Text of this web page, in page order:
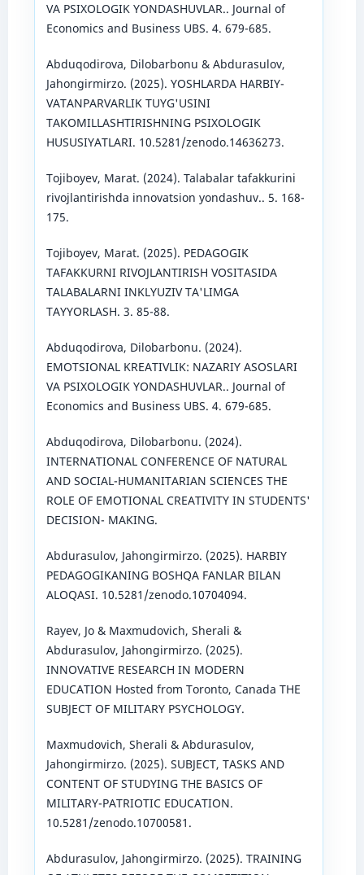
VA PSIXOLOGIK YONDASHUVLAR.. Journal of
Economics and Business UBS. 4. 679-685.
Abduqodirova, Dilobarbonu & Abdurasulov,
Jahongirmirzo. (2025). YOSHLARDA HARBIY-
VATANPARVARLIK TUYG'USINI
TAKOMILLASHTIRISHNING PSIXOLOGIK
HUSUSIYATLARI. 10.5281/zenodo.14636273.
Tojiboyev, Marat. (2024). Talabalar tafakkurini
rivojlantirishda innovatsion yondashuv.. 5. 168-
175.
Tojiboyev, Marat. (2025). PEDAGOGIK
TAFAKKURNI RIVOJLANTIRISH VOSITASIDA
TALABALARNI INKLYUZIV TA'LIMGA
TAYYORLASH. 3. 85-88.
Abduqodirova, Dilobarbonu. (2024).
EMOTSIONAL KREATIVLIK: NAZARIY ASOSLARI
VA PSIXOLOGIK YONDASHUVLAR.. Journal of
Economics and Business UBS. 4. 679-685.
Abduqodirova, Dilobarbonu. (2024).
INTERNATIONAL CONFERENCE OF NATURAL
AND SOCIAL-HUMANITARIAN SCIENCES THE
ROLE OF EMOTIONAL CREATIVITY IN STUDENTS'
DECISION- MAKING.
Abdurasulov, Jahongirmirzo. (2025). HARBIY
PEDAGOGIKANING BOSHQA FANLAR BILAN
ALOQASI. 10.5281/zenodo.10704094.
Rayev, Jo & Maxmudovich, Sherali &
Abdurasulov, Jahongirmirzo. (2025).
INNOVATIVE RESEARCH IN MODERN
EDUCATION Hosted from Toronto, Canada THE
SUBJECT OF MILITARY PSYCHOLOGY.
Maxmudovich, Sherali & Abdurasulov,
Jahongirmirzo. (2025). SUBJECT, TASKS AND
CONTENT OF STUDYING THE BASICS OF
MILITARY-PATRIOTIC EDUCATION.
10.5281/zenodo.10700581.
Abdurasulov, Jahongirmirzo. (2025). TRAINING